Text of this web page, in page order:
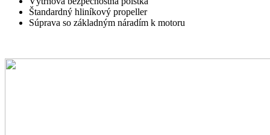
Štandardný hliníkový propeller
Súprava so základným náradím k motoru